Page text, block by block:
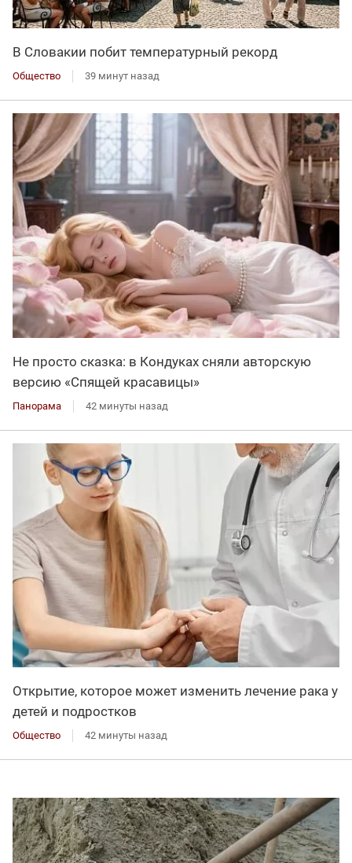
В Словакии побит температурный рекорд
Общество 39 минут назад
Не просто сказка: в Кондуках сняли авторскую
версию «Спящей красавицы»
Панорама 42 минуты назад
Открытие, которое может изменить лечение рака у
детей и подростков
Общество 42 минуты назад